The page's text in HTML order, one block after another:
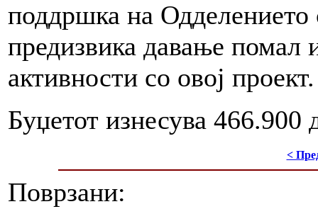
поддршка на
предизвика давање помал
активности со овој проект.
Буџетот изнесува 466.900
<
Поврзани: